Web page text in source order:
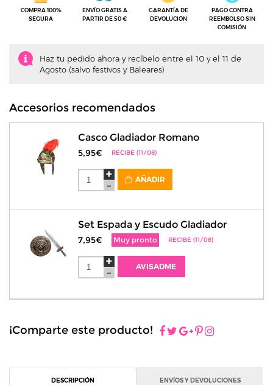
COMPRA 100%
SEGURA
ENVÍO GRATIS A
PARTIR DE 50 €
GARANTÍA DE
DEVOLUCIÓN
PAGO CONTRA
REEMBOLSO SIN
COMISIÓN
Haz tu pedido ahora y recíbelo entre el 10 y el 11 de
Agosto (salvo festivos y Baleares)
Accesorios recomendados
Casco Gladiador Romano
5,95€ RECIBE (11/08)
AÑADIR
Set Espada y Escudo Gladiador
7,95€ Muy pronto RECIBE (11/08)
AVISADME
¡Comparte este producto!
DESCRIPCIÓN ENVÍOS Y DEVOLUCIONES